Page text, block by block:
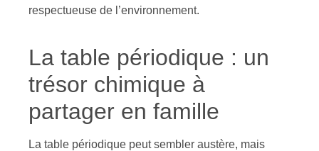
respectueuse de l’environnement.
La table périodique : un
trésor chimique à
partager en famille
La table périodique peut sembler austère, mais